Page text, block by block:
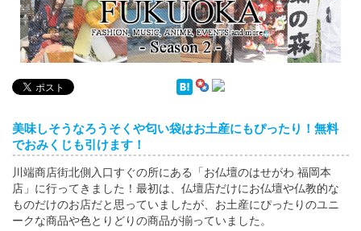
Bahasa Indonesia
美味しそうなろうそくや匂い袋はお土産にもぴったり！無料
でおみくじも引けます！
川端商店街北側入口すぐの所にある「お仏壇のはせがわ 福岡本
店」に行ってきました！最初は、仏壇店だけにお仏壇や仏教的な
ものだけのお店だと思っていましたが、お土産にぴったりのユニ
ークな商品や色とりどりの商品が揃っていました。